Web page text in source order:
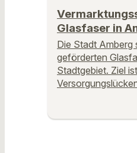
Glasfaser in
Die Stadt Amberg
geförderten
Stadtgebiet. Ziel ist